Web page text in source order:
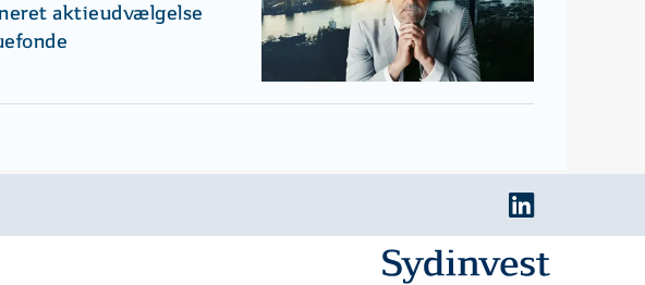
aktieudvælgelse